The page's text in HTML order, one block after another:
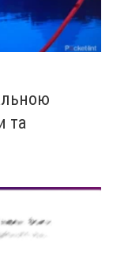
та